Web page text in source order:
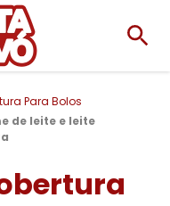
Para Bolos
de leite e leite